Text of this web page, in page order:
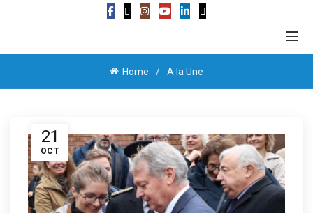
Home A la Une
21
OCT